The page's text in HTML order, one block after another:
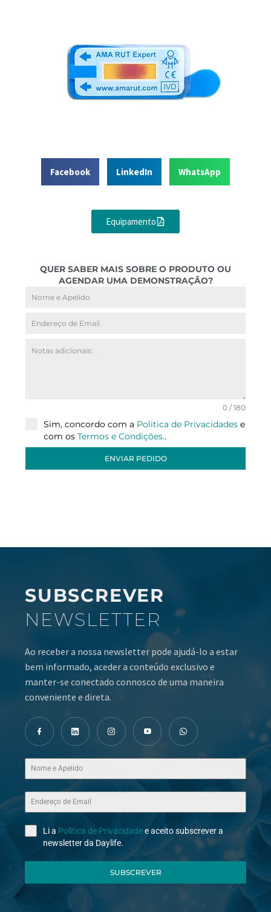
Facebook LinkedIn WhatsApp
Equipamento
QUER SABER MAIS SOBRE O PRODUTO OU
AGENDAR UMA DEMONSTRAÇÃO?
0 / 180
Sim, concordo com a Politica de Privacidades e
com os Termos e Condições..
ENVIAR PEDIDO
SUBSCREVER
NEWSLETTER
Ao receber a nossa newsletter pode ajudá-lo a estar
bem informado, aceder a conteúdo exclusivo e
manter-se conectado connosco de uma maneira
conveniente e direta.
Li a Política de Privacidadee aceito subscrever a
newsletter da Daylife.
SUBSCREVER